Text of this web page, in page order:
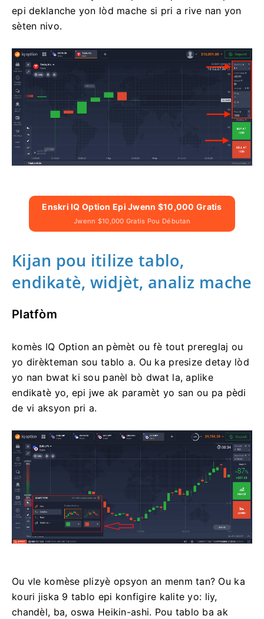
epi deklanche yon lòd mache si pri a rive nan yon
sèten nivo.
Enskri IQ Option Epi Jwenn $10,000 Gratis
Jwenn $10,000 Gratis Pou Débutan
Kijan pou itilize tablo,
endikatè, widjèt, analiz mache
Platfòm
komès IQ Option an pèmèt ou fè tout prereglaj ou
yo dirèkteman sou tablo a. Ou ka presize detay lòd
yo nan bwat ki sou panèl bò dwat la, aplike
endikatè yo, epi jwe ak paramèt yo san ou pa pèdi
de vi aksyon pri a.
Ou vle komèse plizyè opsyon an menm tan? Ou ka
kouri jiska 9 tablo epi konfigire kalite yo: liy,
chandèl, ba, oswa Heikin-ashi. Pou tablo ba ak